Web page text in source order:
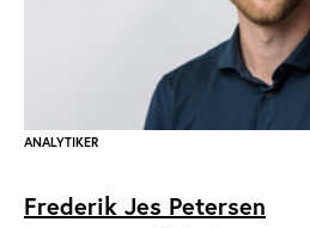
ANALYTIKER
Frederik Jes Petersen